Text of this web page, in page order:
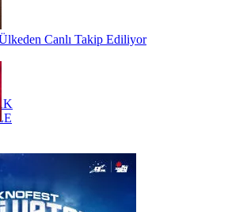
Canlı Takip Ediliyor